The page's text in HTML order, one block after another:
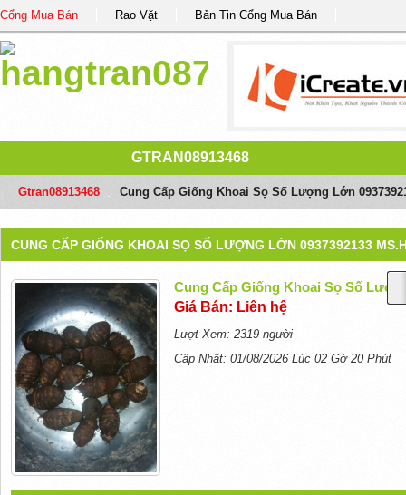
Cổng Mua Bán Rao Vặt Bản Tin Cổng Mua Bán
GTRAN08913468
Gtran08913468 Cung Cấp Giống Khoai Sọ Số Lượng Lớn
CUNG CẤP GIỐNG KHOAI SỌ SỐ LƯỢNG LỚN 0937392133
Cung Cấp Giống Khoai Sọ Số
Giá Bán: Liên hệ
Lượt Xem: 2319 người
Cập Nhật: 01/08/2026 Lúc 02 Gờ 20 Phút